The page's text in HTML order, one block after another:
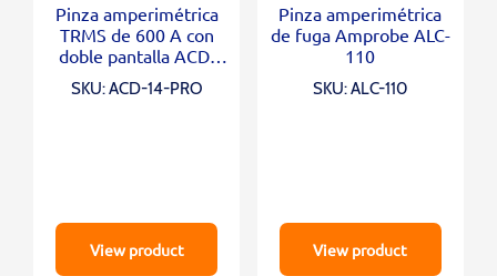
Pinza amperimétrica
TRMS de 600 A con
doble pantalla ACD-
SKU: ACD-14-PRO
View product
Pinza amperimétrica
de fuga Amprobe ALC-
110
SKU: ALC-110
View product